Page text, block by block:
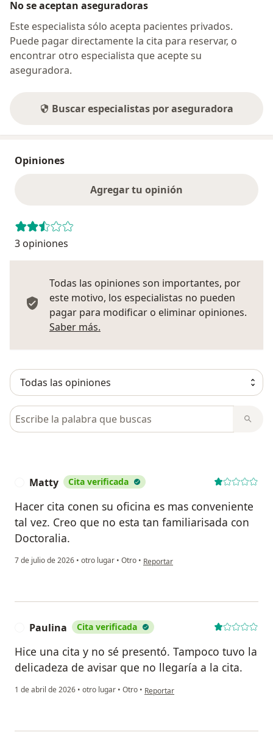
No se aceptan aseguradoras
Este especialista sólo acepta pacientes privados.
Puede pagar directamente la cita para reservar, o
encontrar otro especialista que acepte su
aseguradora.
Buscar especialistas por aseguradora
Opiniones
Agregar tu opinión
3 opiniones
Todas las opiniones son importantes, por
este motivo, los especialistas no pueden
pagar para modificar o eliminar opiniones.
Saber más.
Busca en opiniones
Matty Cita verificada
Hacer cita conen su oficina es mas conveniente
tal vez. Creo que no esta tan familiarisada con
Doctoralia.
7 de julio de 2026 • otro lugar • Otro • en opinión del usuario Matty
Reportar
Paulina Cita verificada
Hice una cita y no sé presentó. Tampoco tuvo la
delicadeza de avisar que no llegaría a la cita.
1 de abril de 2026 • otro lugar • Otro • en opinión del usuario Paulina
Reportar